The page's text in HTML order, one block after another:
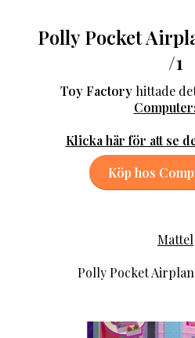
Polly Pocket
/1
Toy Factory hittade
Klicka här för att se
Köp hos
Mattel
Polly Pocket